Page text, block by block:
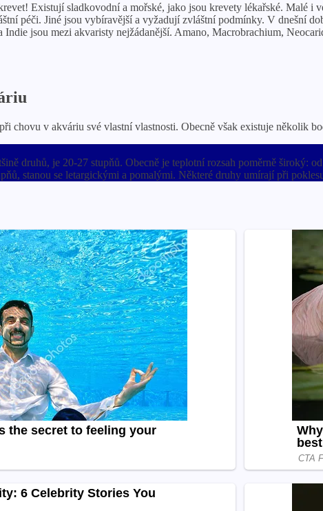
Existují sladkovodní a mořské, jako jsou krevety lékařské. Malé i
péči. Jiné jsou vybíravější a vyžadují zvláštní podmínky. V dnešní
jsou mezi akvaristy nejžádanější. Amano, Macrobrachium,
chovu v akváriu své vlastní vlastnosti. Obecně však existuje několik
druhů, je 20-27 stupňů. Obecně je teplotní rozsah poměrně široký:
stanou se letargickými a pomalými. Některé druhy umírají při